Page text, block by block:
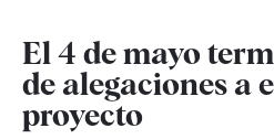
El 4 de mayo
de alegaciones a
proyecto